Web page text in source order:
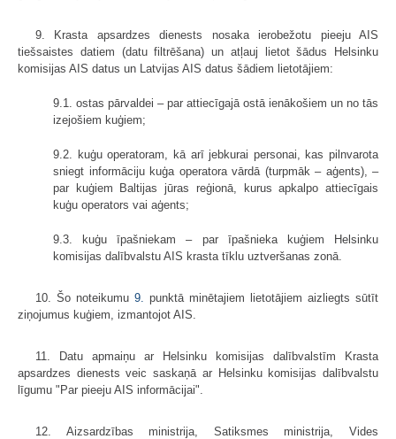
9. Krasta apsardzes dienests nosaka ierobežotu pieeju AIS
tiešsaistes datiem (datu filtrēšana) un atļauj lietot šādus Helsinku
komisijas AIS datus un Latvijas AIS datus šādiem lietotājiem:
9.1. ostas pārvaldei – par attiecīgajā ostā ienākošiem un no tās
izejošiem kuģiem;
9.2. kuģu operatoram, kā arī jebkurai personai, kas pilnvarota
sniegt informāciju kuģa operatora vārdā (turpmāk – aģents), –
par kuģiem Baltijas jūras reģionā, kurus apkalpo attiecīgais
kuģu operators vai aģents;
9.3. kuģu īpašniekam – par īpašnieka kuģiem Helsinku
komisijas dalībvalstu AIS krasta tīklu uztveršanas zonā.
10. Šo noteikumu 9.
punktā minētajiem lietotājiem aizliegts sūtīt
ziņojumus kuģiem, izmantojot AIS.
11. Datu apmaiņu ar Helsinku komisijas dalībvalstīm Krasta
apsardzes dienests veic saskaņā ar Helsinku komisijas dalībvalstu
līgumu "Par pieeju AIS informācijai".
12. Aizsardzības ministrija, Satiksmes ministrija, Vides